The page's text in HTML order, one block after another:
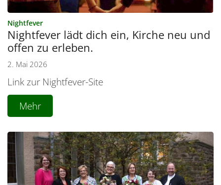
Nightfever:
Nightfever lädt dich ein, Kirche neu und
offen zu erleben.
2. Mai 2026
Link zur Nightfever-Site
Mehr